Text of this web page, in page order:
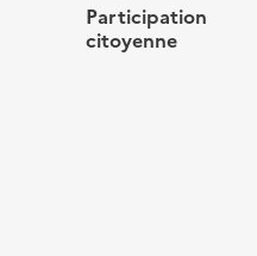
Participation
citoyenne